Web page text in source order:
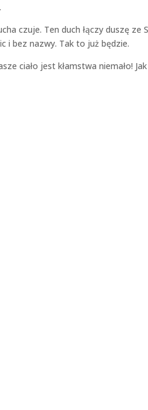
czuje. Ten duch łączy duszę ze
i bez nazwy. Tak to już będzie.
ciało jest kłamstwa niemało!